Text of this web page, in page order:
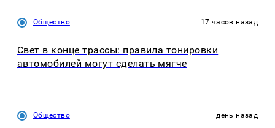
Общество 17 часов назад
Свет в конце трассы: правила тонировки
автомобилей могут сделать мягче
Общество день назад